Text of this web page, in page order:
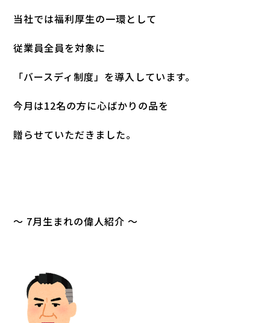
当社では福利厚生の一環として
従業員全員を対象に
「バースディ制度」を導入しています。
今月は12名の方に心ばかりの品を
贈らせていただきました。
～ 7月生まれの偉人紹介 ～